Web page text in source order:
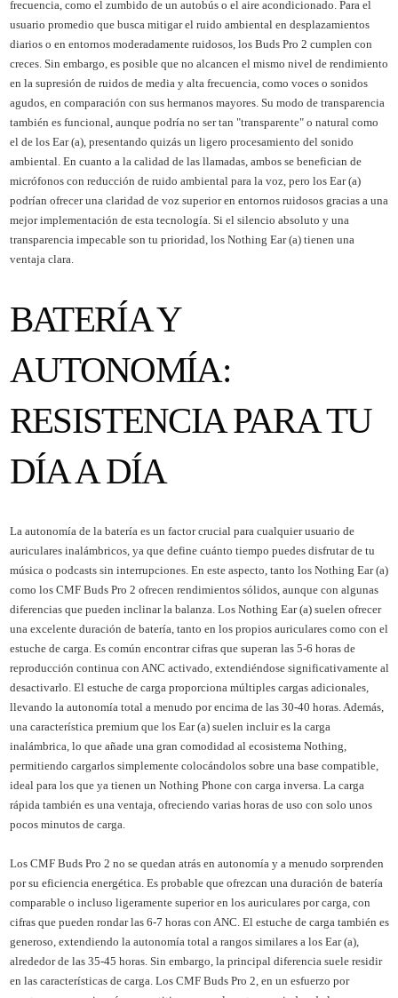
frecuencia, como el zumbido de un autobús o el aire acondicionado. Para el
usuario promedio que busca mitigar el ruido ambiental en desplazamientos
diarios o en entornos moderadamente ruidosos, los Buds Pro 2 cumplen con
creces. Sin embargo, es posible que no alcancen el mismo nivel de rendimiento
en la supresión de ruidos de media y alta frecuencia, como voces o sonidos
agudos, en comparación con sus hermanos mayores. Su modo de transparencia
también es funcional, aunque podría no ser tan "transparente" o natural como
el de los Ear (a), presentando quizás un ligero procesamiento del sonido
ambiental. En cuanto a la calidad de las llamadas, ambos se benefician de
micrófonos con reducción de ruido ambiental para la voz, pero los Ear (a)
podrían ofrecer una claridad de voz superior en entornos ruidosos gracias a una
mejor implementación de esta tecnología. Si el silencio absoluto y una
transparencia impecable son tu prioridad, los Nothing Ear (a) tienen una
ventaja clara.
BATERÍA Y
AUTONOMÍA:
RESISTENCIA PARA TU
DÍA A DÍA
La autonomía de la batería es un factor crucial para cualquier usuario de
auriculares inalámbricos, ya que define cuánto tiempo puedes disfrutar de tu
música o podcasts sin interrupciones. En este aspecto, tanto los Nothing Ear (a)
como los CMF Buds Pro 2 ofrecen rendimientos sólidos, aunque con algunas
diferencias que pueden inclinar la balanza. Los Nothing Ear (a) suelen ofrecer
una excelente duración de batería, tanto en los propios auriculares como con el
estuche de carga. Es común encontrar cifras que superan las 5-6 horas de
reproducción continua con ANC activado, extendiéndose significativamente al
desactivarlo. El estuche de carga proporciona múltiples cargas adicionales,
llevando la autonomía total a menudo por encima de las 30-40 horas. Además,
una característica premium que los Ear (a) suelen incluir es la carga
inalámbrica, lo que añade una gran comodidad al ecosistema Nothing,
permitiendo cargarlos simplemente colocándolos sobre una base compatible,
ideal para los que ya tienen un Nothing Phone con carga inversa. La carga
rápida también es una ventaja, ofreciendo varias horas de uso con solo unos
pocos minutos de carga.
Los CMF Buds Pro 2 no se quedan atrás en autonomía y a menudo sorprenden
por su eficiencia energética. Es probable que ofrezcan una duración de batería
comparable o incluso ligeramente superior en los auriculares por carga, con
cifras que pueden rondar las 6-7 horas con ANC. El estuche de carga también es
generoso, extendiendo la autonomía total a rangos similares a los Ear (a),
alrededor de las 35-45 horas. Sin embargo, la principal diferencia suele residir
en las características de carga. Los CMF Buds Pro 2, en un esfuerzo por